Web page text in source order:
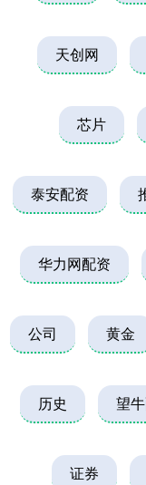
天创网
芯片
泰安配资
华力网配资
公司 黄金
历史 望
证券